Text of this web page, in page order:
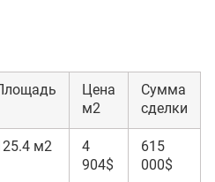
Цена
м2
Сумма
сделки
м2
4
904$
615
000$